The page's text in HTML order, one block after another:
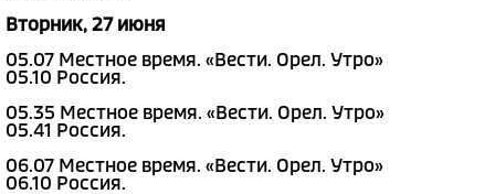
Вторник, 27 июня
05.07 Местное время. «Вести. Орел. Утро»
05.10 Россия.
05.35 Местное время. «Вести. Орел. Утро»
05.41 Россия.
06.07 Местное время. «Вести. Орел. Утро»
06.10 Россия.